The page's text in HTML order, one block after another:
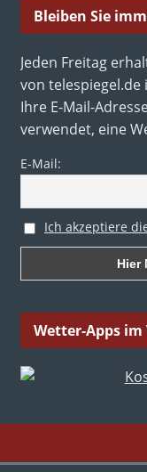
Bleiben Sie
Jeden Freitag
von telespiegel.de
Ihre E-Mail-
verwendet, eine
E-Mail:
Ich akzeptiere
Wetter-Apps im